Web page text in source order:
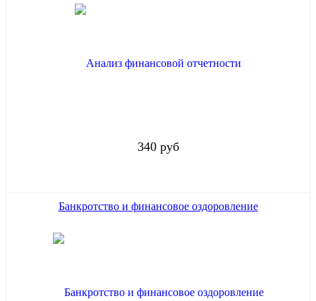
340 руб
Банкротство и финансовое оздоровление